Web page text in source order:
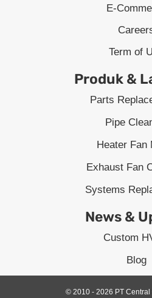
E-
Term of
Produk &
Parts
Pipe
Heater Fan
Exhaust Fan
Systems
News &
Custom
Blog
© 2010 - 2026 PT